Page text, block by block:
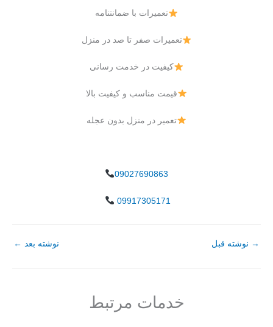
تعمیرات با ضمانتنامه
تعمیرات صفر تا صد در منزل
کیفیت در خدمت رسانی
قیمت مناسب و کیفیت بالا
تعمیر در منزل بدون عجله
09027690863
09917305171
→ نوشته قبل نوشته بعد ←
خدمات مرتبط